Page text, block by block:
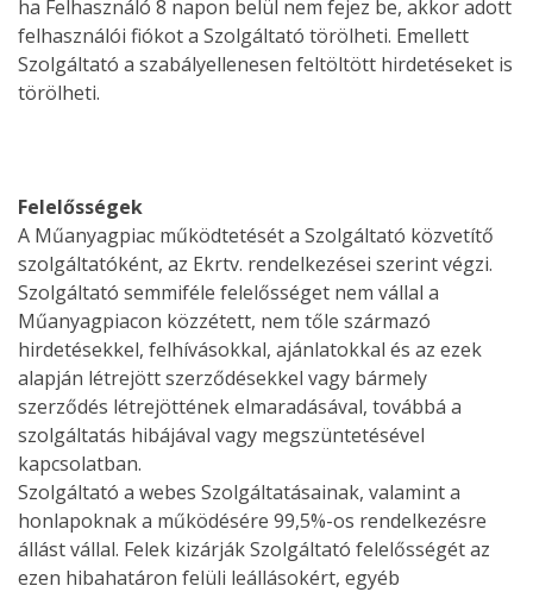
ha Felhasználó 8 napon belül nem fejez be, akkor adott
felhasználói fiókot a Szolgáltató törölheti. Emellett
Szolgáltató a szabályellenesen feltöltött hirdetéseket is
törölheti.
Felelősségek
A Műanyagpiac működtetését a Szolgáltató közvetítő
szolgáltatóként, az Ekrtv. rendelkezései szerint végzi.
Szolgáltató semmiféle felelősséget nem vállal a
Műanyagpiacon közzétett, nem tőle származó
hirdetésekkel, felhívásokkal, ajánlatokkal és az ezek
alapján létrejött szerződésekkel vagy bármely
szerződés létrejöttének elmaradásával, továbbá a
szolgáltatás hibájával vagy megszüntetésével
kapcsolatban.
Szolgáltató a webes Szolgáltatásainak, valamint a
honlapoknak a működésére 99,5%-os rendelkezésre
állást vállal. Felek kizárják Szolgáltató felelősségét az
ezen hibahatáron felüli leállásokért, egyéb